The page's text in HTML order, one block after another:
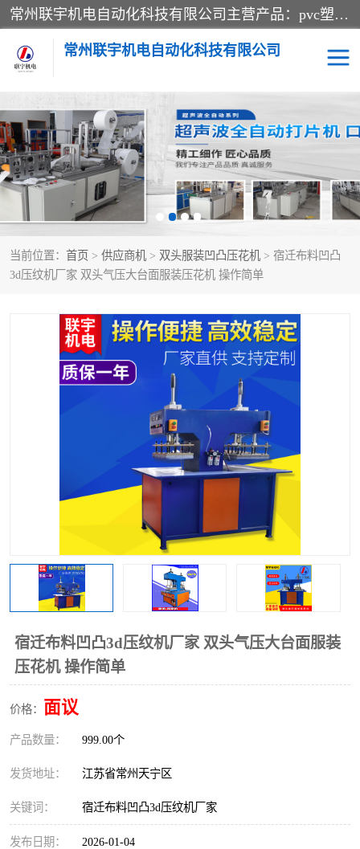
常州联宇机电自动化科技有限公司主营产品：pvc塑料焊机、高频热合机、软膜天花压边机、服装布料凹凸压花机、布料3d压印设备、服装植胶设备、超声波布料花边机、无纺布热合机、全自动压花机。
常州联宇机电自动化科技有限公司
当前位置： 首页 > 供应商机 > 双头服装凹凸压花机 > 宿迁布料凹凸
3d压纹机厂家 双头气压大台面服装压花机 操作简单
宿迁布料凹凸3d压纹机厂家 双头气压大台面服装
压花机 操作简单
价格： 面议
产品数量： 999.00个
发货地址： 江苏省常州天宁区
关键词： 宿迁布料凹凸3d压纹机厂家
发布日期： 2026-01-04
压花定型机以及压花模具 超声波热合机
高频热合机 超声波花边机
超声波复合压花机 凹凸压花机压标机
3040凹凸压花机 双头服装凹凸压花机
高频压花压标机 自动超声波打片成型机
泡壳包装封口机 海绵产品成型机